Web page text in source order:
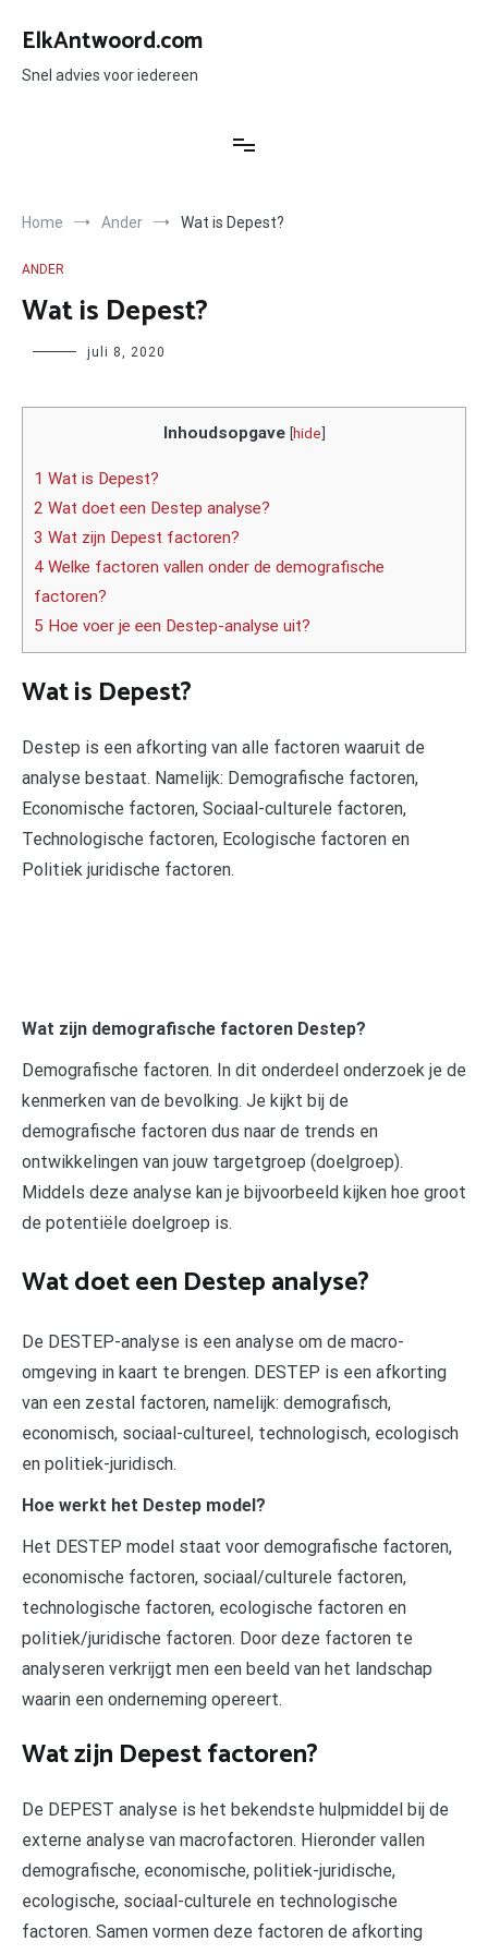
naar
inhoud
ElkAntwoord.com
Snel advies voor iedereen
Home Ander Wat is Depest?
ANDER
Wat is Depest?
Author juli 8, 2020
Inhoudsopgave [hide]
1 Wat is Depest?
2 Wat doet een Destep analyse?
3 Wat zijn Depest factoren?
4 Welke factoren vallen onder de demografische
factoren?
5 Hoe voer je een Destep-analyse uit?
Wat is Depest?
Destep is een afkorting van alle factoren waaruit de
analyse bestaat. Namelijk: Demografische factoren,
Economische factoren, Sociaal-culturele factoren,
Technologische factoren, Ecologische factoren en
Politiek juridische factoren.
Wat zijn demografische factoren Destep?
Demografische factoren. In dit onderdeel onderzoek je de
kenmerken van de bevolking. Je kijkt bij de
demografische factoren dus naar de trends en
ontwikkelingen van jouw targetgroep (doelgroep).
Middels deze analyse kan je bijvoorbeeld kijken hoe groot
de potentiële doelgroep is.
Wat doet een Destep analyse?
De DESTEP-analyse is een analyse om de macro-
omgeving in kaart te brengen. DESTEP is een afkorting
van een zestal factoren, namelijk: demografisch,
economisch, sociaal-cultureel, technologisch, ecologisch
en politiek-juridisch.
Hoe werkt het Destep model?
Het DESTEP model staat voor demografische factoren,
economische factoren, sociaal/culturele factoren,
technologische factoren, ecologische factoren en
politiek/juridische factoren. Door deze factoren te
analyseren verkrijgt men een beeld van het landschap
waarin een onderneming opereert.
Wat zijn Depest factoren?
De DEPEST analyse is het bekendste hulpmiddel bij de
externe analyse van macrofactoren. Hieronder vallen
demografische, economische, politiek-juridische,
ecologische, sociaal-culturele en technologische
factoren. Samen vormen deze factoren de afkorting